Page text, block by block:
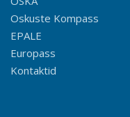
Oskuste Kompass
EPALE
Europass
Kontaktid